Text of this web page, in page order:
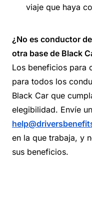
viaje que haya
¿No es conductor
otra base de Black
Los beneficios para
para todos los
Black Car que
elegibilidad. Envíe
en la que trabaja, y
sus beneficios.